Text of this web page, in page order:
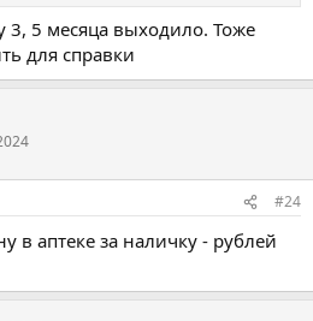
5 месяца выходило. Тоже
для справки
#24
в аптеке за наличку - рублей